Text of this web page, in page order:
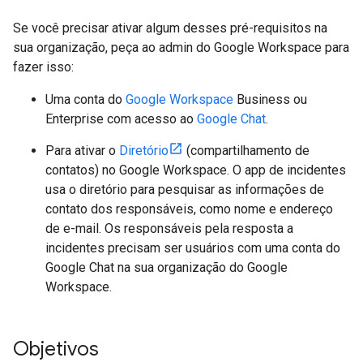
Se você precisar ativar algum desses pré-requisitos na
sua organização, peça ao admin do Google Workspace para
fazer isso:
Uma conta do Google Workspace Business ou
Enterprise com acesso ao Google Chat.
Para ativar o Diretório
(compartilhamento de
contatos) no Google Workspace. O app de incidentes
usa o diretório para pesquisar as informações de
contato dos responsáveis, como nome e endereço
de e-mail. Os responsáveis pela resposta a
incidentes precisam ser usuários com uma conta do
Google Chat na sua organização do Google
Workspace.
Objetivos